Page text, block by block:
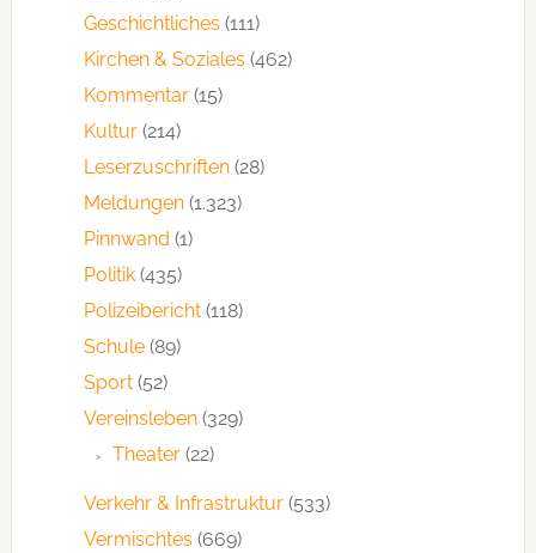
Geschichtliches (111)
Kirchen & Soziales (462)
Kommentar(15)
Kultur(214)
Leserzuschriften(28)
Meldungen(1.323)
Pinnwand (1)
Politik(435)
Polizeibericht(118)
Schule(89)
Sport(52)
Vereinsleben(329)
Theater(22)
Verkehr & Infrastruktur(533)
Vermischtes (669)